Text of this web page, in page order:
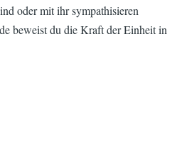
oder mit ihr sympathisieren
beweist du die Kraft der Einheit in